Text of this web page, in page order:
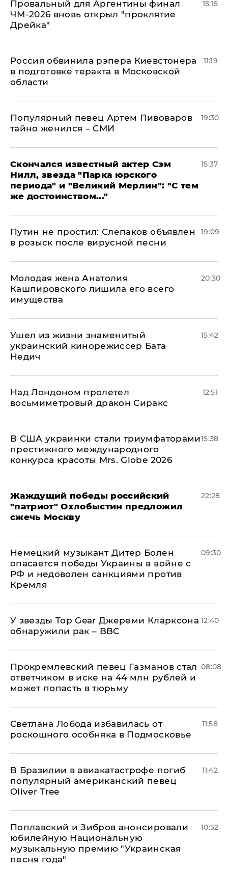
Провальный для Аргентины финал
ЧМ-2026 вновь открыл "проклятие
Дрейка"
15:15
Россия обвинила рэпера Киевстонера
в подготовке теракта в Московской
области
11:19
Популярный певец Артем Пивоваров
тайно женился – СМИ
19:30
Скончался известный актер Сэм
Нилл, звезда "Парка юрского
периода" и "Великий Мерлин": "С тем
же достоинством..."
15:37
Путин не простил: Слепаков объявлен
в розыск после вирусной песни
19:09
Молодая жена Анатолия
Кашпировского лишила его всего
имущества
20:30
Ушел из жизни знаменитый
украинский кинорежиссер Бата
Недич
15:42
Над Лондоном пролетел
восьмиметровый дракон Сиракс
12:51
В США украинки стали триумфаторами
престижного международного
конкурса красоты Mrs. Globe 2026
15:38
Жаждущий победы российский
"патриот" Охлобыстин предложил
сжечь Москву
22:28
Немецкий музыкант Дитер Болен
опасается победы Украины в войне с
РФ и недоволен санкциями против
Кремля
09:30
У звезды Top Gear Джереми Кларксона
обнаружили рак – BBC
12:40
Прокремлевский певец Газманов стал
ответчиком в иске на 44 млн рублей и
может попасть в тюрьму
08:08
Светлана Лобода избавилась от
роскошного особняка в Подмосковье
11:58
В Бразилии в авиакатастрофе погиб
популярный американский певец
Oliver Tree
11:42
Поплавский и Зибров анонсировали
юбилейную Национальную
музыкальную премию "Украинская
песня года"
10:52